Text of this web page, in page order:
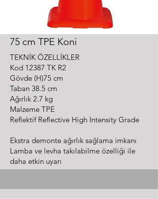
75 cm TPE Koni
TEKNİK ÖZELLİKLER
Kod 12387 TK R2
Gövde (H)75 cm
Taban 38.5 cm
Ağırlık 2.7 kg
Malzeme TPE
Reflektif Reflective High Intensity Grade
Ekstra demonte ağırlık sağlama imkanı
Lamba ve levha takılabilme özelliği ile
daha etkin uyarı